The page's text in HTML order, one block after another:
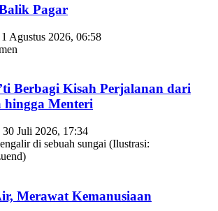
Pagar
1 Agustus 2026, 06:58
Berbagi Kisah Perjalanan dari
hingga Menteri
Juli 2026, 17:34
Merawat Kemanusiaan